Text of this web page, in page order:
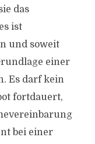
das
ist
und soweit
einer
Es darf kein
fortdauert,
bei einer